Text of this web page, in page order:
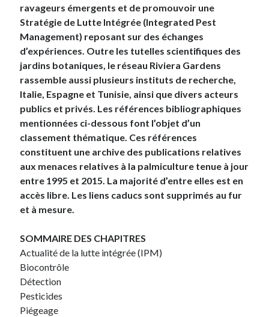
ravageurs émergents et de promouvoir une
Stratégie de Lutte Intégrée (Integrated Pest
Management) reposant sur des échanges
d’expériences. Outre les tutelles scientifiques des
jardins botaniques, le réseau Riviera Gardens
rassemble aussi plusieurs instituts de recherche,
Italie, Espagne et Tunisie, ainsi que divers acteurs
publics et privés. Les références bibliographiques
mentionnées ci-dessous font l’objet d’un
classement thématique. Ces références
constituent une archive des publications relatives
aux menaces relatives à la palmiculture tenue à jour
entre 1995 et 2015. La majorité d’entre elles est en
accès libre. Les liens caducs sont supprimés au fur
et à mesure.
SOMMAIRE DES CHAPITRES
Actualité de la lutte intégrée (IPM)
Biocontrôle
Détection
Pesticides
Piégeage